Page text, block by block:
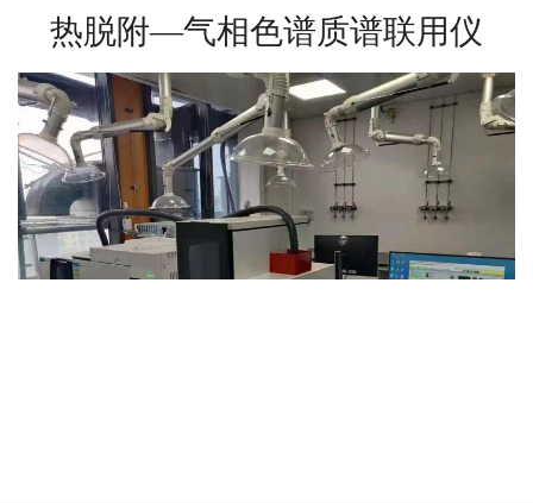
热脱附—气相色谱质谱联用仪